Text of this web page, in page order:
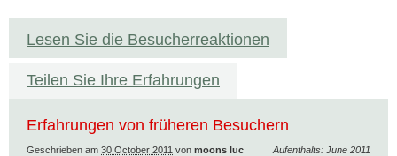
Lesen Sie die Besucherreaktionen
Teilen Sie Ihre Erfahrungen
Erfahrungen von früheren Besuchern
Aufenthalts: June 2011
Geschrieben am 30 October 2011 von moons luc